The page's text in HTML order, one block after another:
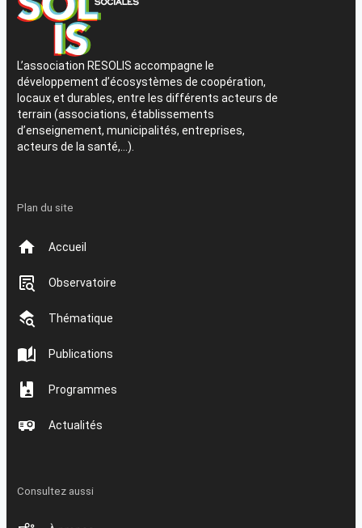
L’association RESOLIS accompagne le
développement d’écosystèmes de coopération,
locaux et durables, entre les différents acteurs de
terrain (associations, établissements
d’enseignement, municipalités, entreprises,
acteurs de la santé,…).
Plan du site
Accueil
Observatoire
Thématique
Publications
Programmes
Actualités
Consultez aussi